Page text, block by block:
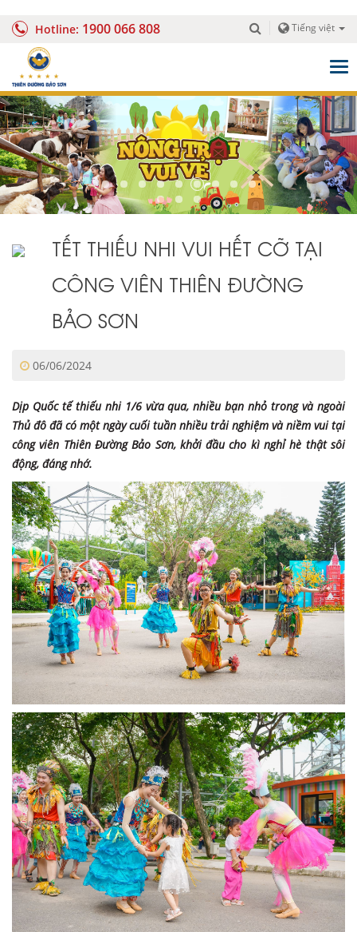
Hotline: 1900 066 808 Tiếng việt
TẾT THIẾU NHI VUI HẾT CỠ TẠI
CÔNG VIÊN THIÊN ĐƯỜNG
BẢO SƠN
06/06/2024
Dịp Quốc tế thiếu nhi 1/6 vừa qua, nhiều bạn nhỏ trong và ngoài
Thủ đô đã có một ngày cuối tuần nhiều trải nghiệm và niềm vui tại
công viên Thiên Đường Bảo Sơn, khởi đầu cho kì nghỉ hè thật sôi
động, đáng nhớ.